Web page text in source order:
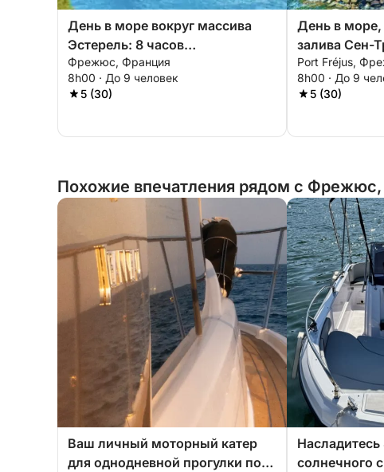
День в море вокруг массива
Эстерель: 8 часов
исследования на моторной
лодке.
Фрежюс, Франция
8h00 · До 9 человек
5 (30)
День в море,
залива Сен-
Port Fréjus,
8h00 · До 9
5 (30)
Похожие впечатления рядом с
Ваш личный моторный катер
для однодневной прогулки по
солнечного